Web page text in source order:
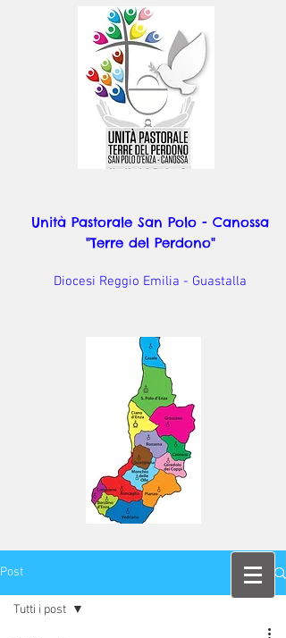
Unità Pastorale San Polo - Canossa
"Terre del Perdono"
Diocesi Reggio Emilia - Guastalla
Post
Tutti i post